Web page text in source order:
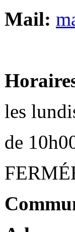
Mail:
les
de